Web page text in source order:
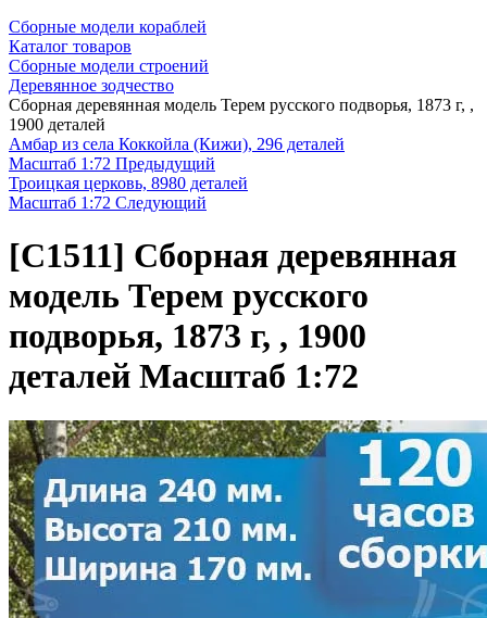
Сборные модели кораблей
Каталог товаров
Сборные модели строений
Деревянное зодчество
Сборная деревянная модель Терем русского подворья, 1873 г, ,
1900 деталей
Амбар из села Коккойла (Кижи), 296 деталей
Масштаб 1:72 Предыдущий
Троицкая церковь, 8980 деталей
Масштаб 1:72 Следующий
[C1511] Сборная деревянная
модель Терем русского
подворья, 1873 г, , 1900
деталей Масштаб 1:72